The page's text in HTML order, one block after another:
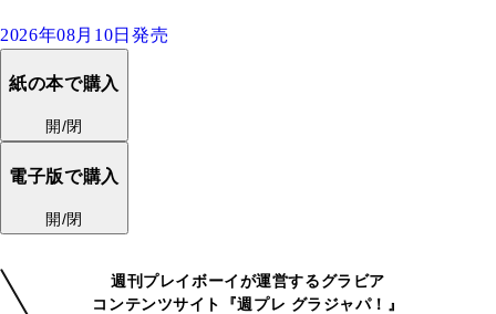
2026年08月10日発売
紙の本で購入
開/閉
電子版で購入
開/閉
週刊プレイボーイが運営するグラビア
コンテンツサイト『週プレ グラジャパ！』